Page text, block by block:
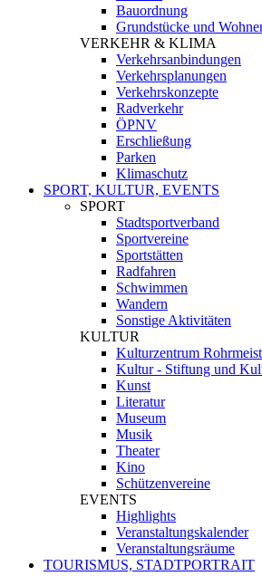
Bauordnung
Grundstücke und
VERKEHR & KLIMA
Verkehrsanbindungen
Verkehrsplanungen
Verkehrskonzepte
Radverkehr
ÖPNV
Erschließung
Parken
Klimaschutz
SPORT, KULTUR, EVENTS
SPORT
Stadtsportverband
Sportvereine
Sportstätten
Radfahren
Schwimmen
Wandern
Sonstige Aktivitäten
KULTUR
Kulturzentrum
Kultur - Stiftung und
Kunst
Literatur
Museum
Musik
Theater
Kino
Schützenvereine
EVENTS
Highlights
Veranstaltungskalender
Veranstaltungsräume
TOURISMUS, STADTPORTRAIT